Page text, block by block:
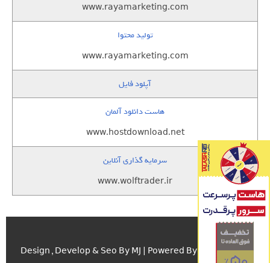
www.rayamarketing.com
تولید محتوا
www.rayamarketing.com
آپلود فایل
هاست دانلود آلمان
www.hostdownload.net
سرمایه گذاری آنلاین
www.wolftrader.ir
Design , Develop & Seo By MJ | Powered By اسکریپت.com